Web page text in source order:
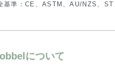
基準：CE、ASTM、AU/NZS、ST
について